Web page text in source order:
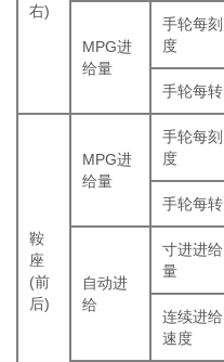
右)
MPG进
给量
手轮每刻
度
手轮每转
鞍
座
(前
后)
MPG进
给量
手轮每刻
度
手轮每转
自动进
给
寸进进给
量
连续进给
速度